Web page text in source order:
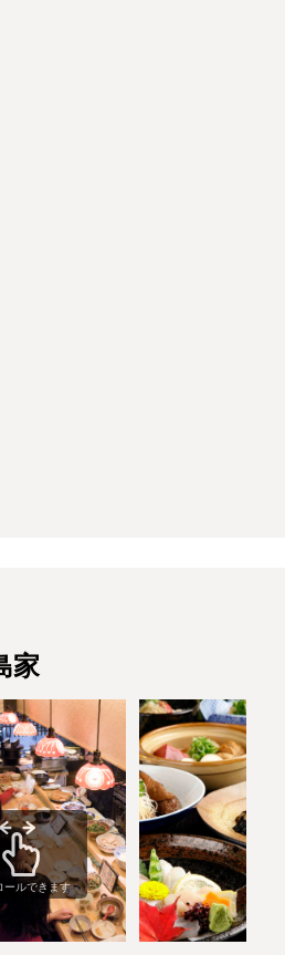
家
ールできます